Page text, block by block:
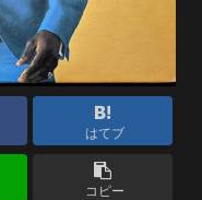
はてブ
コピー